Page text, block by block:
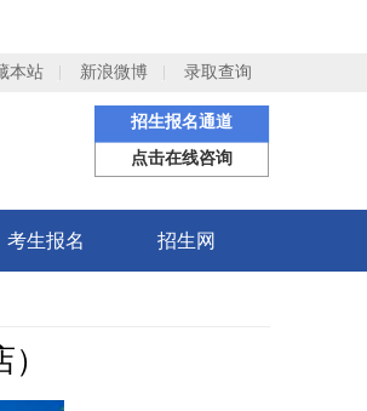
本站 新浪微博 录取查询
招生报名通道
点击在线咨询
考生报名 招生网